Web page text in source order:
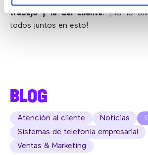
trabajo y la del cliente. ¡No lo
todos juntos en esto!
BLOG
Atención al cliente Noticias
Sistemas de telefonía empresarial
Ventas & Marketing